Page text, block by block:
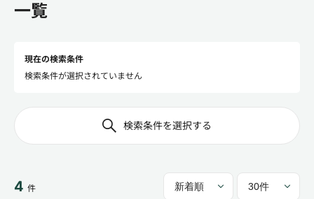
一覧
現在の検索条件
検索条件が選択されていません
検索条件を選択する
4 件